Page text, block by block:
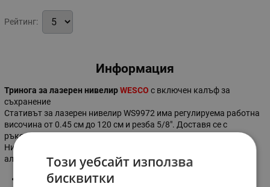
Рейтинг:
Информация
Тринога за лазерен нивелирWESCO с включен калъф за
съхранение
Стативът за лазерен нивелир WS9972 има регулируема работна
височина от 0.45 см до 120 см и резба 5/8". Доставя се с
ръководство с инструкции и защитен калъф за съхранение.
Нивелирът е лек, лесен за транспортиране и изработен от
алуминий.
Работна височина:0.45-120 см
Този уебсайт използва
бисквитки